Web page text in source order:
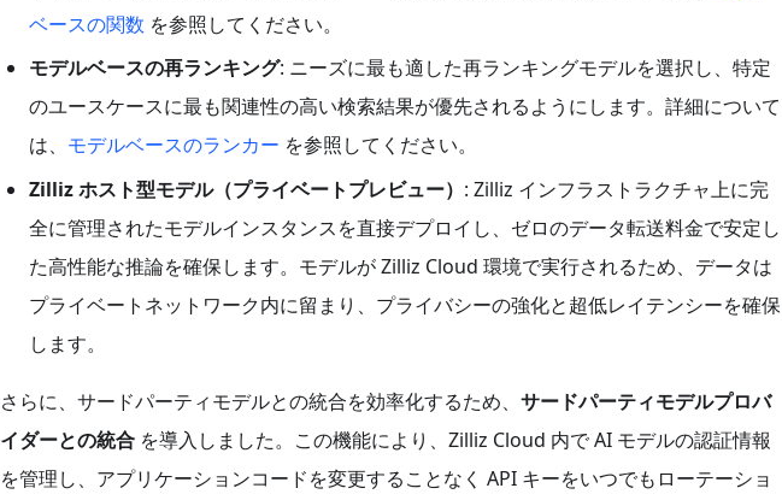
ベースの関数 を参照してください。
モデルベースの再ランキング: ニーズに最も適した再ランキングモデルを選択し、特定
のユースケースに最も関連性の高い検索結果が優先されるようにします。詳細について
は、 モデルベースのランカー を参照してください。
Zilliz ホスト型モデル（プライベートプレビュー） : Zilliz インフラストラクチャ上に完
全に管理されたモデルインスタンスを直接デプロイし、ゼロのデータ転送料金で安定し
た高性能な推論を確保します。モデルが Zilliz Cloud 環境で実行されるため、データは
プライベートネットワーク内に留まり、プライバシーの強化と超低レイテンシーを確保
します。
さらに、サードパーティモデルとの統合を効率化するため、サードパーティモデルプロバ
イダーとの統合 を導入しました。この機能により、Zilliz Cloud 内で AI モデルの認証情報
を管理し、アプリケーションコードを変更することなく API キーをいつでもローテーショ